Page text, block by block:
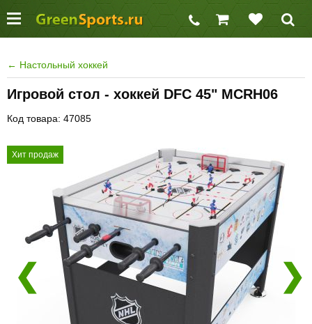
← Настольный хоккей
Игровой стол - хоккей DFC 45" MCRH06
Код товара: 47085
Хит продаж
❮ ❯